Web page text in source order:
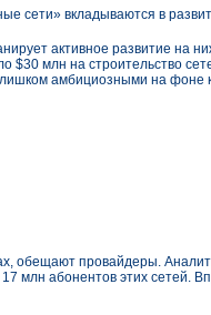
сети» вкладываются в
активное развитие на
$30 млн на строительство
амбициозными на фоне
обещают провайдеры.
млн абонентов этих сетей.